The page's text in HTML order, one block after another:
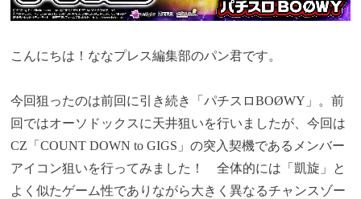
こんにちは！ななプレス編集部のパン君です。
今回狙ったのは前回に引き続き「パチスロBOØWY」。前
回ではオーソドックスに天井狙いを行いましたが、今回は
CZ「COUNT DOWN to GIGS」の突入契機であるメンバー
アイコン狙いを行ってみました！ 全体的には「凱旋」と
よく似たゲーム性でありながら大きく異なるチャンスゾー